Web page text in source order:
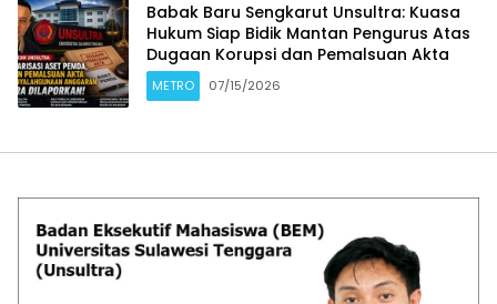
Babak Baru Sengkarut Unsultra: Kuasa
Hukum Siap Bidik Mantan Pengurus Atas
Dugaan Korupsi dan Pemalsuan Akta
METRO 07/15/2026